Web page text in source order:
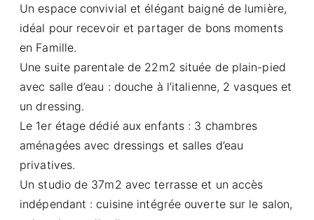
Un espace convivial et élégant baigné de lumière,
idéal pour recevoir et partager de bons moments
en Famille.
Une suite parentale de 22m2 située de plain-pied
avec salle d’eau : douche à l’italienne, 2 vasques et
un dressing.
Le 1er étage dédié aux enfants : 3 chambres
aménagées avec dressings et salles d’eau
privatives.
Un studio de 37m2 avec terrasse et un accès
indépendant : cuisine intégrée ouverte sur le salon,